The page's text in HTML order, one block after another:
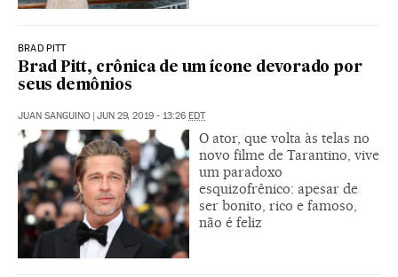
BRAD PITT
Brad Pitt, crônica de um ícone devorado por
seus demônios
JUAN SANGUINO | JUN 29, 2019 - 13:26 EDT
O ator, que volta às telas no
novo filme de Tarantino, vive
um paradoxo
esquizofrênico: apesar de
ser bonito, rico e famoso,
não é feliz